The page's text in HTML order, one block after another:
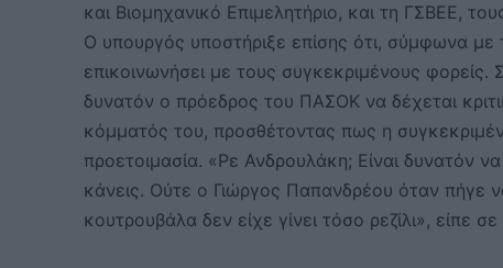
και Βιομηχανικό Επιμελητήριο, και τη ΓΣΒΕΕ,
Ο υπουργός υποστήριξε επίσης ότι, σύμφωνα
επικοινωνήσει με τους συγκεκριμένους
δυνατόν ο πρόεδρος του ΠΑΣΟΚ να δέχεται
κόμματός του, προσθέτοντας πως η
προετοιμασία. «Ρε Ανδρουλάκη; Είναι δυνατόν
κάνεις. Ούτε ο Γιώργος Παπανδρέου όταν πήγε
κουτρουβάλα δεν είχε γίνει τόσο ρεζίλι», είπε